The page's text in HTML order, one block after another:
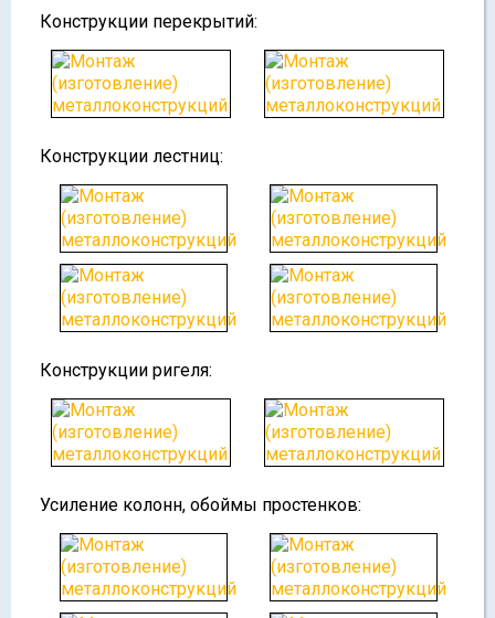
Конструкции перекрытий:
Конструкции лестниц:
Конструкции ригеля:
Усиление колонн, обоймы простенков: